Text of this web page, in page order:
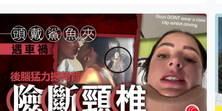
轉燈 司機：唔知點解 攝製隊在大興街現場觀察，發現有
私家車停在白線較後位置，但等候多時仍未轉燈，惟附近
其他行駛線及前方行人過路處的綠燈已轉換多次。等候多
時後，車龍越排越長，涉事私家車才緩緩向前壓向白線，
而燈號亦隨即轉綠。多名司機受訪時均指這是「常態」，
「成日都唔轉燈㗎，5分鐘都唔轉。（知唔知點解咁呢？）
唔知啊。」、「（成日都唔轉燈？）好耐㗎，成日好耐都
唔轉。」 不過有司機就解釋：「你要掂到條白線先會轉